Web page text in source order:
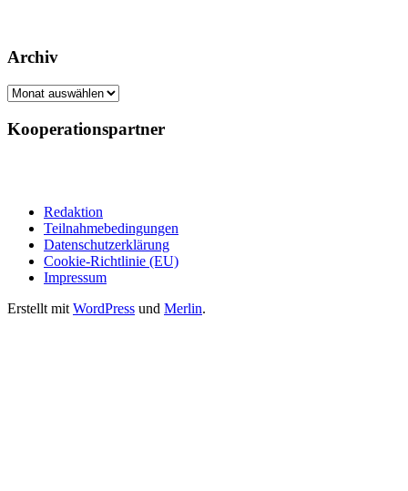
Archiv
Archiv
Kooperationspartner
Redaktion
Teilnahmebedingungen
Datenschutzerklärung
Cookie-Richtlinie (EU)
Impressum
Erstellt mit WordPress und Merlin.